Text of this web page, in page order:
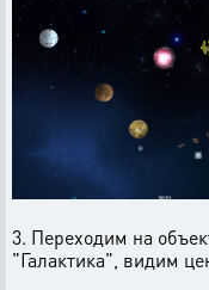
3. Переходим на
"Галактика", видим